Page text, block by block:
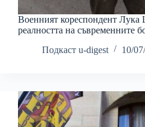
Военният кореспондент Лука
реалността на съвременните
Подкаст u-digest
10/